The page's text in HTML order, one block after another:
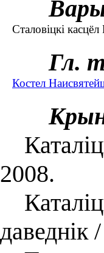
Сталовіцкі касцёл
Гл.
Костел
2008.